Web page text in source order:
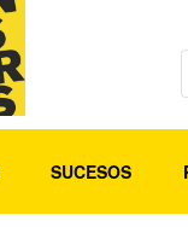
SUCESOS